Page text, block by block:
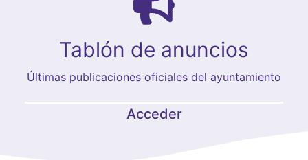
Tablón de anuncios
Últimas publicaciones oficiales del ayuntamiento
Acceder